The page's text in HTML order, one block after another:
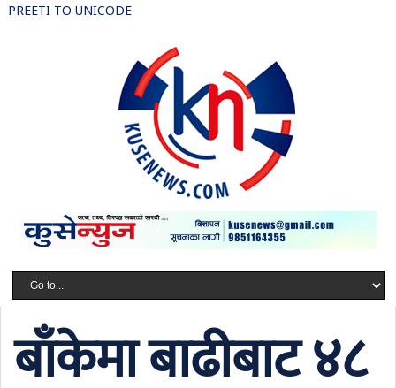
PREETI TO UNICODE
बाँकेमा बाढीबाट ४८